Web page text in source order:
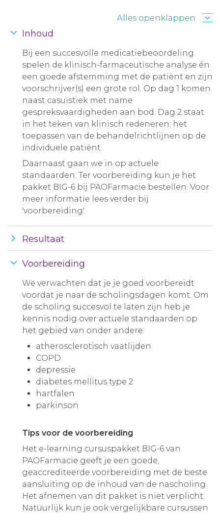
Alles openklappen
Inhoud
Bij een succesvolle medicatiebeoordeling
spelen de klinisch-farmaceutische analyse én
een goede afstemming met de patiënt en zijn
voorschrijver(s) een grote rol. Op dag 1 komen
naast casuïstiek met name
gespreksvaardigheden aan bod. Dag 2 staat
in het teken van klinisch redeneren; het
toepassen van de behandelrichtlijnen op de
individuele patiënt.
Daarnaast gaan we in op actuele
standaarden. Ter voorbereiding kun je het
pakket BIG-6 bij PAOFarmacie bestellen. Voor
meer informatie lees verder bij
'voorbereiding'.
Resultaat
Voorbereiding
We verwachten dat je je goed voorbereidt
voordat je naar de scholingsdagen komt. Om
de scholing succesvol te laten zijn heb je
kennis nodig over actuele standaarden op
het gebied van onder andere:
atherosclerotisch vaatlijden
COPD
depressie
diabetes mellitus type 2
hartfalen
parkinson
Tips voor de voorbereiding
Het e-learning cursuspakket BIG-6 van
PAOFarmacie geeft je een goede,
geaccrediteerde voorbereiding met de beste
aansluiting op de inhoud van de nascholing.
Het afnemen van dit pakket is niet verplicht.
Natuurlijk kun je ook vergelijkbare cursussen